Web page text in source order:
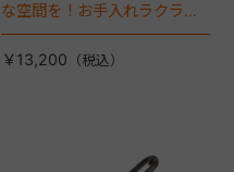
な空間を！お手入れラクラク
な「ファンマット」が登場！
￥13,200